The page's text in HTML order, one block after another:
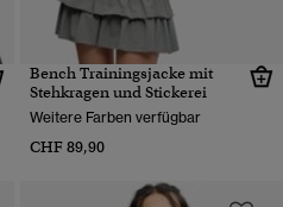
Bench Trainingsjacke mit
Stehkragen und Stickerei
Weitere Farben verfügbar
CHF 89,90